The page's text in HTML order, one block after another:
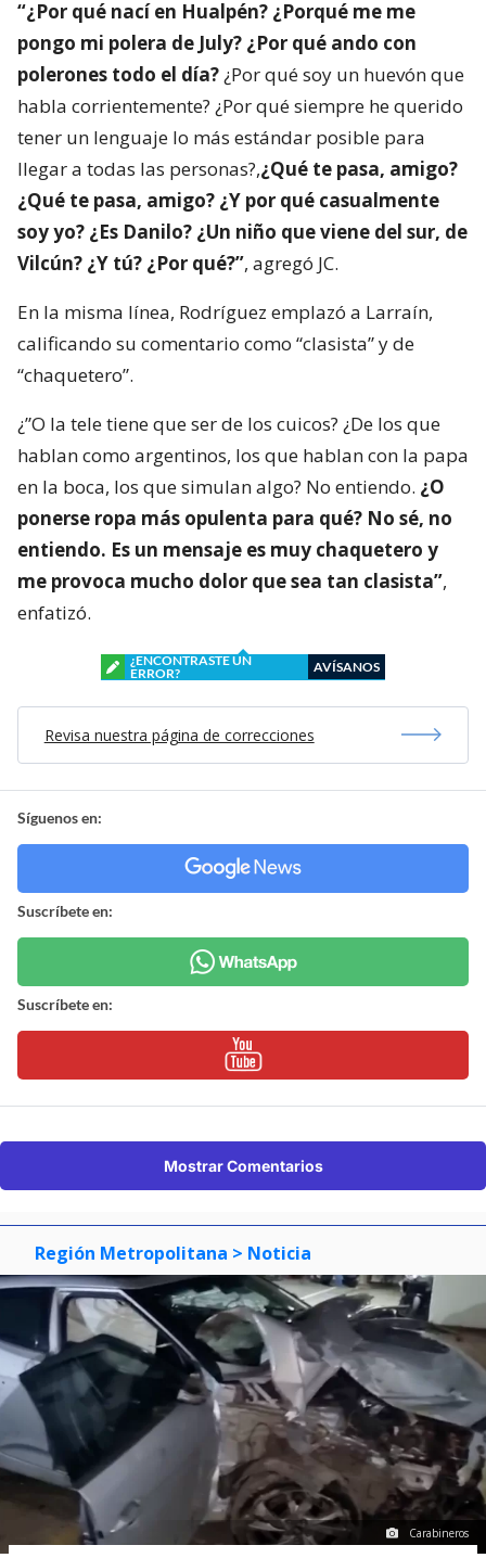
“¿Por qué nací en Hualpén? ¿Porqué me me
pongo mi polera de July? ¿Por qué ando con
polerones todo el día?¿Por qué soy un huevón que
habla corrientemente? ¿Por qué siempre he querido
tener un lenguaje lo más estándar posible para
llegar a todas las personas?,¿Qué te pasa, amigo?
¿Qué te pasa, amigo? ¿Y por qué casualmente
soy yo? ¿Es Danilo? ¿Un niño que viene del sur, de
Vilcún? ¿Y tú? ¿Por qué?”, agregó JC.
En la misma línea, Rodríguez emplazó a Larraín,
calificando su comentario como “clasista” y de
“chaquetero”.
¿”O la tele tiene que ser de los cuicos? ¿De los que
hablan como argentinos, los que hablan con la papa
en la boca, los que simulan algo? No entiendo. ¿O
ponerse ropa más opulenta para qué? No sé, no
entiendo. Es un mensaje es muy chaquetero y
me provoca mucho dolor que sea tan clasista”,
enfatizó.
¿ENCONTRASTE UN
ERROR?
AVÍSANOS
Revisa nuestra página de correcciones
Síguenos en:
Suscríbete en:
Suscríbete en:
Mostrar Comentarios
Región Metropolitana > Noticia
Carabineros